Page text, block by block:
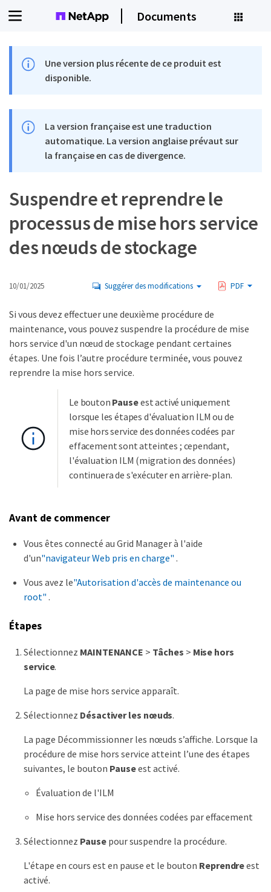
Documents
Une version plus récente de ce produit est
disponible.
La version française est une traduction
automatique. La version anglaise prévaut sur
la française en cas de divergence.
Suspendre et reprendre le
processus de mise hors service
des nœuds de stockage
10/01/2025 Suggérer des modifications PDF
Si vous devez effectuer une deuxième procédure de
maintenance, vous pouvez suspendre la procédure de mise
hors service d'un nœud de stockage pendant certaines
étapes. Une fois l’autre procédure terminée, vous pouvez
reprendre la mise hors service.
Le bouton Pauseest activé uniquement
lorsque les étapes d'évaluation ILM ou de
mise hors service des données codées par
effacement sont atteintes ; cependant,
l'évaluation ILM (migration des données)
continuera de s'exécuter en arrière-plan.
Avant de commencer
Vous êtes connecté au Grid Manager à l'aide
d'un"navigateur Web pris en charge" .
Vous avez le"Autorisation d'accès de maintenance ou
root" .
Étapes
Sélectionnez MAINTENANCE > Tâches > Mise hors
service.
La page de mise hors service apparaît.
Sélectionnez Désactiver les nœuds.
La page Décommissionner les nœuds s’affiche. Lorsque la
procédure de mise hors service atteint l’une des étapes
suivantes, le bouton Pauseest activé.
Évaluation de l'ILM
Mise hors service des données codées par effacement
Sélectionnez Pausepour suspendre la procédure.
L'étape en cours est en pause et le bouton Reprendreest
activé.